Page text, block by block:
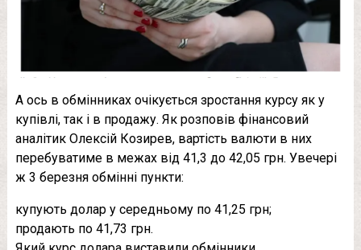
А ось в обмінниках очікується зростання курсу як у
купівлі, так і в продажу. Як розповів фінансовий
аналітик Олексій Козирев, вартість валюти в них
перебуватиме в межах від 41,3 до 42,05 грн. Увечері
ж 3 березня обмінні пункти:
купують долар у середньому по 41,25 грн;
продають по 41,73 грн.